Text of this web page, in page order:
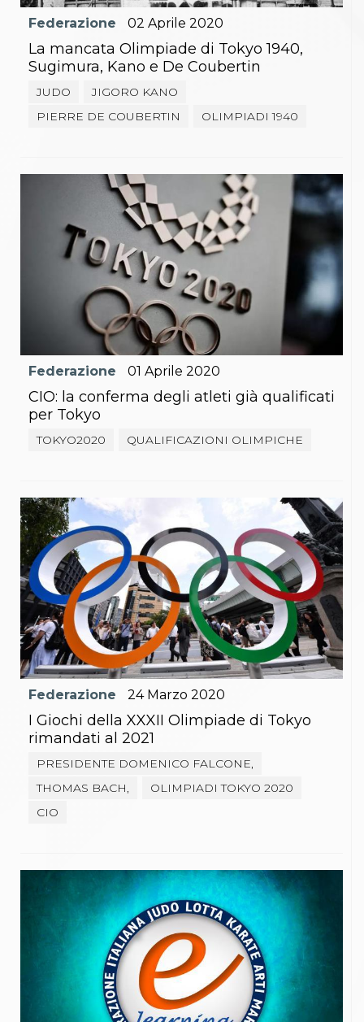
Federazione 02 Aprile 2020
La mancata Olimpiade di Tokyo 1940,
Sugimura, Kano e De Coubertin
JUDO
JIGORO KANO
PIERRE DE COUBERTIN
OLIMPIADI 1940
Federazione 01 Aprile 2020
CIO: la conferma degli atleti già qualificati
per Tokyo
TOKYO2020 QUALIFICAZIONI OLIMPICHE
Federazione 24 Marzo 2020
I Giochi della XXXII Olimpiade di Tokyo
rimandati al 2021
PRESIDENTE DOMENICO FALCONE,
THOMAS BACH,
OLIMPIADI TOKYO 2020
CIO